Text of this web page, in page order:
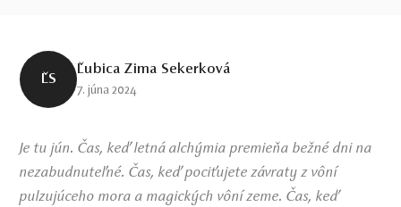
ĽS
Ľubica Zima Sekerková
7. júna 2024
Je tu jún. Čas, keď letná alchýmia premieňa bežné dni na
nezabudnuteľné. Čas, keď pociťujete závraty z vôní
pulzujúceho mora a magických vôní zeme. Čas, keď